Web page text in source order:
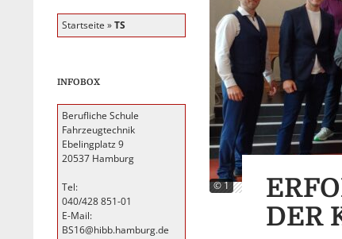
© 1
DER
Startseite »TS
INFOBOX
Berufliche Schule
Fahrzeugtechnik
Ebelingplatz 9
20537 Hamburg
Tel:
040/428 851-01
E-Mail:
BS16@hibb.hamburg.de